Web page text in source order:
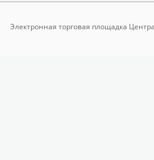
Электронная торговая площадка